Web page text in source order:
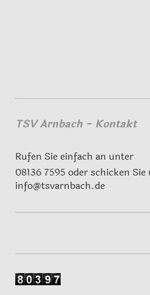
TSV Arnbach - Kontakt
Rufen Sie einfach an unter
08136 7595 oder schicken
info@tsvarnbach.de